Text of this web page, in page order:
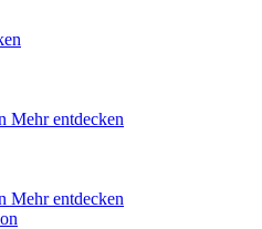
Mehr entdecken
Mehr entdecken